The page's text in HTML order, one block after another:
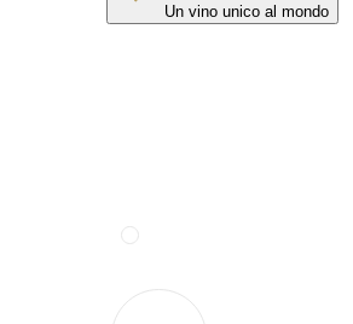
Un vino unico al mondo